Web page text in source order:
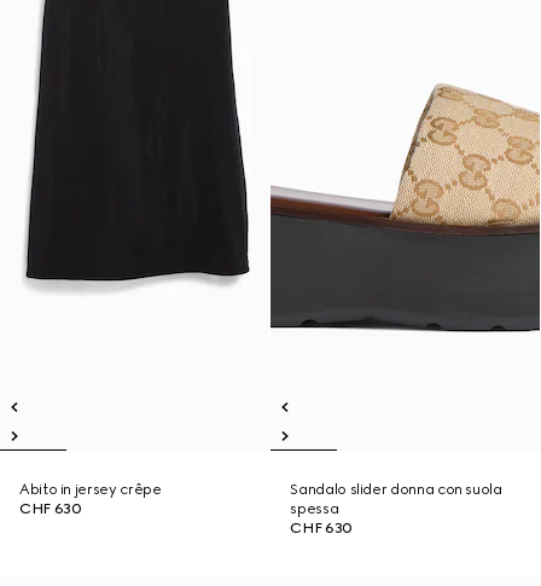
Abito in jersey crêpe
CHF 630
Sandalo slider donna con suola
spessa
CHF 630